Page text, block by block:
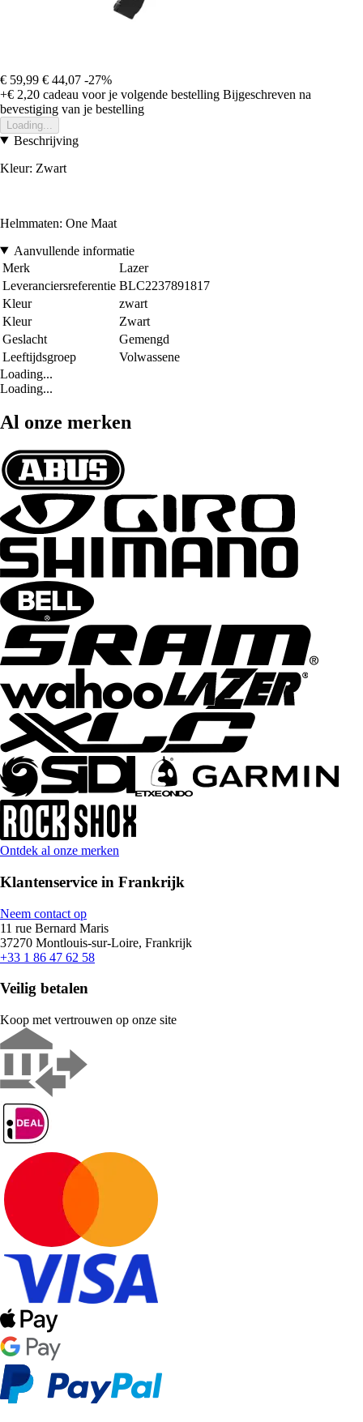
€ 59,99 € 44,07 -27%
+€ 2,20 cadeau voor je volgende bestelling Bijgeschreven na
bevestiging van je bestelling
Loading...
Beschrijving
Kleur: Zwart
Helmmaten: One Maat
Aanvullende informatie
Merk
Lazer
Leveranciersreferentie BLC2237891817
Kleur
zwart
Kleur
Zwart
Geslacht
Gemengd
Leeftijdsgroep
Volwassene
Loading...
Loading...
Al onze merken
Ontdek al onze merken
Klantenservice in Frankrijk
Neem contact op
11 rue Bernard Maris
37270 Montlouis-sur-Loire, Frankrijk
+33 1 86 47 62 58
Veilig betalen
Koop met vertrouwen op onze site